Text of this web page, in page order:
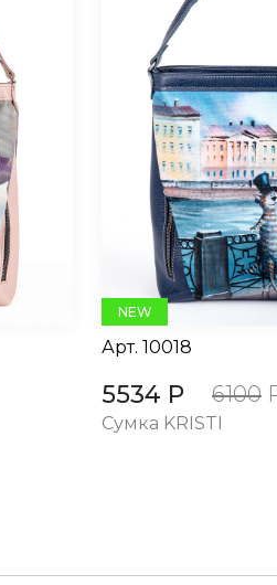
NEW
Арт. 10018
5534 Р 6100
Сумка KRISTI